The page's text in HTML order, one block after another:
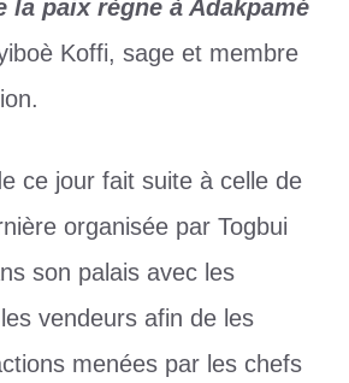
la paix règne à Adakpamé
Koffi, sage et membre
ce jour fait suite à celle de
organisée par Togbui
son palais avec les
vendeurs afin de les
menées par les chefs